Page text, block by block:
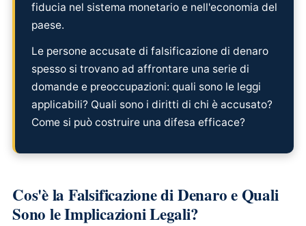
fiducia nel sistema monetario e nell'economia del
paese.
Le persone accusate di falsificazione di denaro
spesso si trovano ad affrontare una serie di
domande e preoccupazioni: quali sono le leggi
applicabili? Quali sono i diritti di chi è accusato?
Come si può costruire una difesa efficace?
Cos'è la Falsificazione di Denaro e Quali
Sono le Implicazioni Legali?